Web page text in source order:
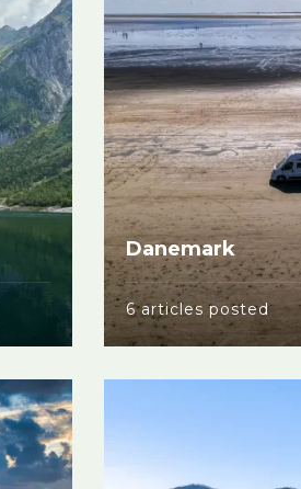
Danemark
6 articles posted